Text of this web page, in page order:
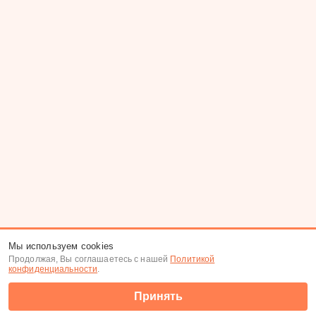
Мы используем cookies
Продолжая, Вы соглашаетесь с нашей Политикой
конфиденциальности.
Принять